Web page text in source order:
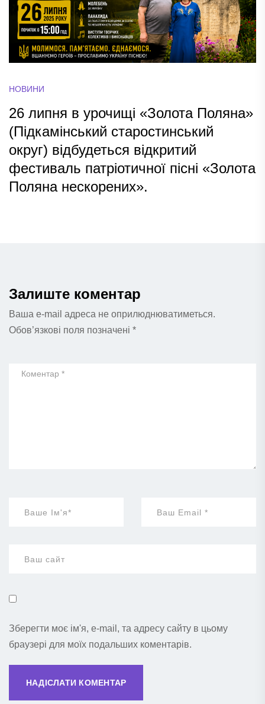
НОВИНИ
26 липня в урочищі «Золота Поляна»
(Підкамінський старостинський
округ) відбудеться відкритий
фестиваль патріотичної пісні «Золота
Поляна нескорених».
Залиште коментар
Ваша e-mail адреса не оприлюднюватиметься.
Обов’язкові поля позначені *
Зберегти моє ім'я, e-mail, та адресу сайту в цьому
браузері для моїх подальших коментарів.